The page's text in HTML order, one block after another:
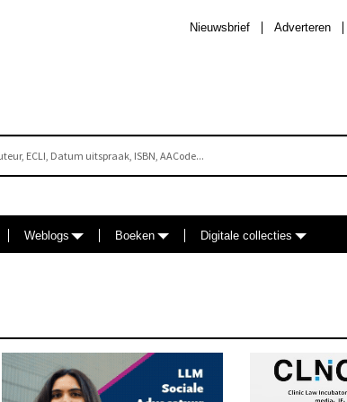
Adverteren
Nieuwsbrief
Weblogs Boeken Digitale collecties